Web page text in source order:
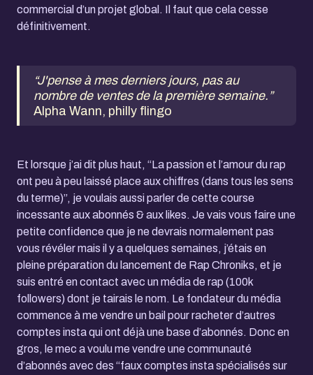
commercial d’un projet global. Il faut que cela cesse
définitivement.
“J'pense à mes derniers jours, pas au
nombre de ventes de la première semaine.”
Alpha Wann, philly flingo
Et lorsque j’ai dit plus haut, “La passion et l’amour du rap
ont peu à peu laissé place aux chiffres (dans tous les sens
du terme)”, je voulais aussi parler de cette course
incessante aux abonnés & aux likes. Je vais vous faire une
petite confidence que je ne devrais normalement pas
vous révéler mais il y a quelques semaines, j’étais en
pleine préparation du lancement de Rap Chroniks, et je
suis entré en contact avec un média de rap (100k
followers) dont je tairais le nom. Le fondateur du média
commence à me vendre un bail pour racheter d’autres
comptes insta qui ont déjà une base d’abonnés. Donc en
gros, le mec a voulu me vendre une communauté
d’abonnés avec des “faux comptes insta spécialisés sur